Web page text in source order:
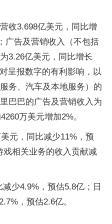
收3.698亿美元，同比增
广告及营销收入（不包括
3.26亿美元，同比增长
呈报数字的有利影响，以
务、汽车及本地服务）的
巴巴的广告及营销收入为
万美元增加2%。
元，同比减少11%，预
戏相关业务的收入贡献减
少4.9%，预估5.8亿；日
，预估2.6亿。